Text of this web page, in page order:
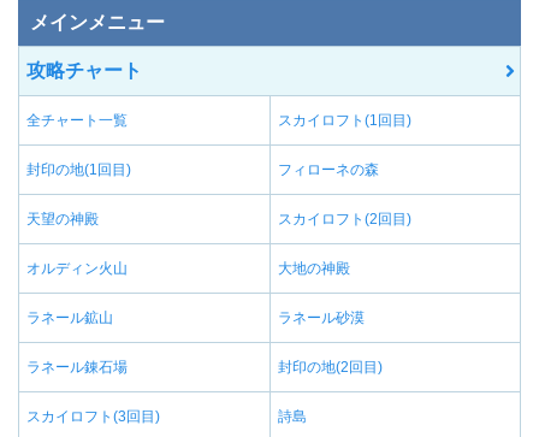
メインメニュー
攻略チャート
全チャート一覧 スカイロフト(1回目)
封印の地(1回目) フィローネの森
天望の神殿 スカイロフト(2回目)
オルディン火山 大地の神殿
ラネール鉱山 ラネール砂漠
ラネール錬石場 封印の地(2回目)
スカイロフト(3回目) 詩島